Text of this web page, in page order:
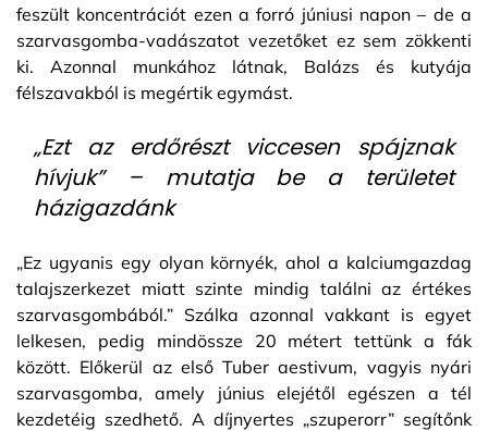
feszült koncentrációt ezen a forró júniusi napon – de a
szarvasgomba-vadászatot vezetőket ez sem zökkenti
ki. Azonnal munkához látnak, Balázs és kutyája
félszavakból is megértik egymást.
„Ezt az erdőrészt viccesen spájznak
hívjuk” – mutatja be a területet
házigazdánk
„Ez ugyanis egy olyan környék, ahol a kalciumgazdag
talajszerkezet miatt szinte mindig találni az értékes
szarvasgombából.” Szálka azonnal vakkant is egyet
lelkesen, pedig mindössze 20 métert tettünk a fák
között. Előkerül az első Tuber aestivum, vagyis nyári
szarvasgomba, amely június elejétől egészen a tél
kezdetéig szedhető. A díjnyertes „szuperorr” segítőnk